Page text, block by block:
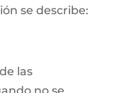
se describe:
las